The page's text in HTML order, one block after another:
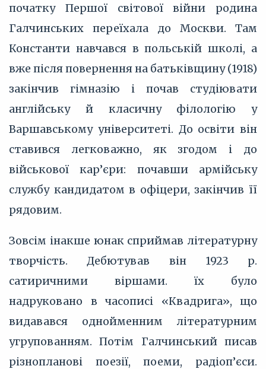
початку Першої світової війни родина
Галчинських переїхала до Москви. Там
Константи навчався в польській школі, а
вже після повернення на батьківщину (1918)
закінчив гімназію і почав студіювати
англійську й класичну філологію у
Варшавському університеті. До освіти він
ставився легковажно, як згодом і до
військової кар’єри: почавши армійську
службу кандидатом в офіцери, закінчив її
рядовим.
Зовсім інакше юнак сприймав літературну
творчість. Дебютував він 1923 р.
сатиричними віршами. їх було
надруковано в часописі «Квадрига», що
видавався однойменним літературним
угрупованням. Потім Галчинський писав
різнопланові поезії, поеми, радіоп’єси.